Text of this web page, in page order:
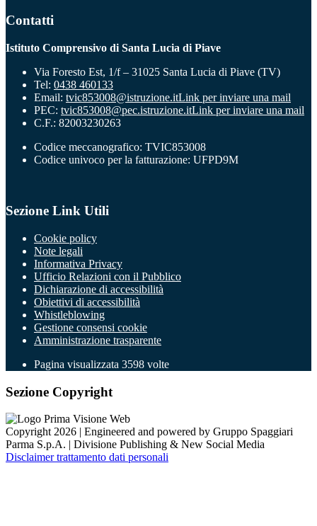
Contatti
Istituto Comprensivo di Santa Lucia di Piave
Via Foresto Est, 1/f – 31025 Santa Lucia di Piave (TV)
Tel: 0438 460133
Email: tvic853008@istruzione.itLink per inviare una mail
PEC: tvic853008@pec.istruzione.itLink per inviare una mail
C.F.: 82003230263
Codice meccanografico: TVIC853008
Codice univoco per la fatturazione: UFPD9M
Sezione Link Utili
Cookie policy
Note legali
Informativa Privacy
Ufficio Relazioni con il Pubblico
Dichiarazione di accessibilità
Obiettivi di accessibilità
Whistleblowing
Gestione consensi cookie
Amministrazione trasparente
Pagina visualizzata 3598 volte
Sezione Copyright
Copyright 2026 | Engineered and powered by Gruppo Spaggiari
Parma S.p.A. | Divisione Publishing & New Social Media
Disclaimer trattamento dati personali